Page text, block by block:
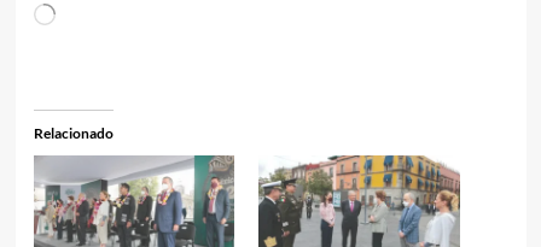
Cargando...
Relacionado